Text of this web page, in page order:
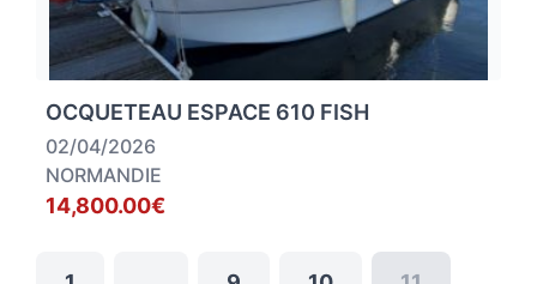
OCQUETEAU ESPACE 610 FISH
02/04/2026
NORMANDIE
14,800.00€